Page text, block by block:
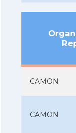
CAMON
CAMON